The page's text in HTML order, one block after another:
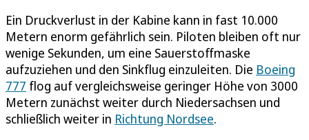
Ein Druckverlust in der Kabine kann in fast 10.000
Metern enorm gefährlich sein. Piloten bleiben oft nur
wenige Sekunden, um eine Sauerstoffmaske
aufzuziehen und den Sinkflug einzuleiten. Die Boeing
777 flog auf vergleichsweise geringer Höhe von 3000
Metern zunächst weiter durch Niedersachsen und
schließlich weiter in Richtung Nordsee.